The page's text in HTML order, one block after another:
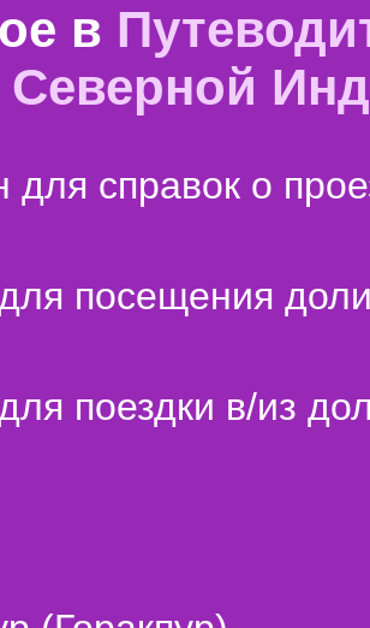
в
Северной
справок о
посещения
поездки в/из